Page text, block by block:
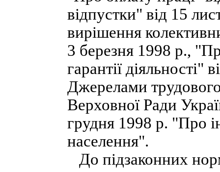
відпустки" від 15
вирішення
3 березня 1998 р.,
гарантії діяльності"
Джерелами
Верховної Ради
грудня 1998 р. "Про
населення".
До підзаконних